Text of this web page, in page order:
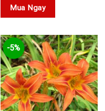
Mua Ngay
-5%